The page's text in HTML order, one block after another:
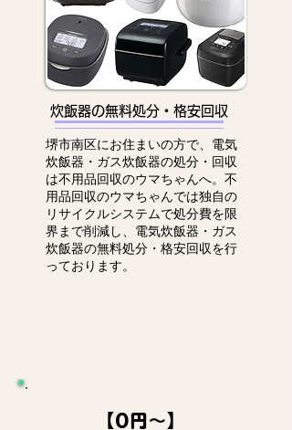
炊飯器の無料処分・格安回収
堺市南区にお住まいの方で、電気
炊飯器・ガス炊飯器の処分・回収
は不用品回収のウマちゃんへ。不
用品回収のウマちゃんでは独自の
リサイクルシステムで処分費を限
界まで削減し、電気炊飯器・ガス
炊飯器の無料処分・格安回収を行
っております。
【0円～】